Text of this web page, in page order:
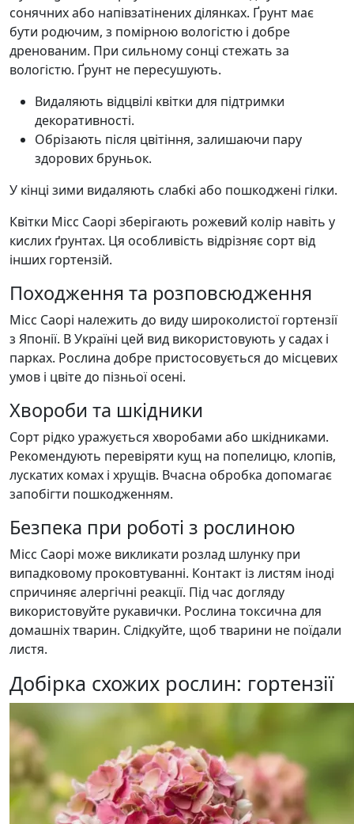
сонячних або напівзатінених ділянках. Ґрунт має
бути родючим, з помірною вологістю і добре
дренованим. При сильному сонці стежать за
вологістю. Ґрунт не пересушують.
Видаляють відцвілі квітки для підтримки
декоративності.
Обрізають після цвітіння, залишаючи пару
здорових бруньок.
У кінці зими видаляють слабкі або пошкоджені гілки.
Квітки Місс Саорі зберігають рожевий колір навіть у
кислих ґрунтах. Ця особливість відрізняє сорт від
інших гортензій.
Походження та розповсюдження
Місс Саорі належить до виду широколистої гортензії
з Японії. В Україні цей вид використовують у садах і
парках. Рослина добре пристосовується до місцевих
умов і цвіте до пізньої осені.
Хвороби та шкідники
Сорт рідко уражується хворобами або шкідниками.
Рекомендують перевіряти кущ на попелицю, клопів,
лускатих комах і хрущів. Вчасна обробка допомагає
запобігти пошкодженням.
Безпека при роботі з рослиною
Місс Саорі може викликати розлад шлунку при
випадковому проковтуванні. Контакт із листям іноді
спричиняє алергічні реакції. Під час догляду
використовуйте рукавички. Рослина токсична для
домашніх тварин. Слідкуйте, щоб тварини не поїдали
листя.
Добірка схожих рослин: гортензії